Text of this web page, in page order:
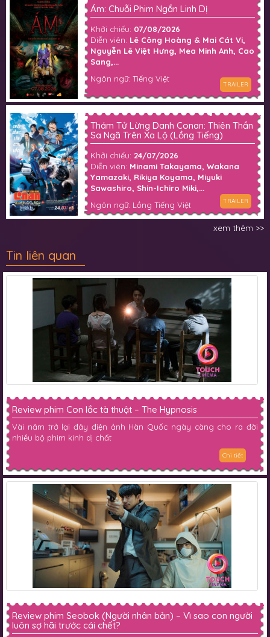
Ám: Chuỗi Phim Ngắn Linh Dị
Khởi chiếu: 07/08/2026
Diễn viên: Lê Công Hoàng & Mai Cát Vi,
Nguyễn Lê Việt Hưng, Mea Minh Anh, Cao
Sang,...
Ngôn ngữ: Tiếng Việt
TRAILER
Thám Tử Lừng Danh Conan: Thiên Thần
Sa Ngã Trên Xa Lộ (Lồng Tiếng)
Khởi chiếu: 24/07/2026
Diễn viên: Minami Takayama, Wakana
Yamazaki, Rikiya Koyama, Miyuki
Sawashiro, Shin-Ichiro Miki,...
Ngôn ngữ: Lồng Tiếng Việt
TRAILER
xem thêm >>
Tin liên quan
Review phim Con lắc tà thuật – The Hypnosis
Vài năm trở lại đây điện ảnh Hàn Quốc ngày càng cho ra đời
nhiều bộ phim kinh dị chất
Chi tiết
Review phim Seobok (Người nhân bản) – Vì sao con người
luôn sợ hãi trước cái chết?